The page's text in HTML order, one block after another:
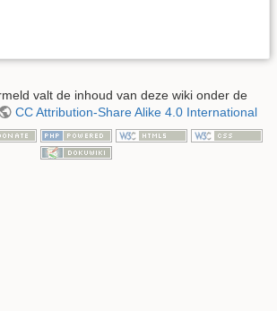
valt de inhoud van deze wiki onder de
CC Attribution-Share Alike 4.0 International